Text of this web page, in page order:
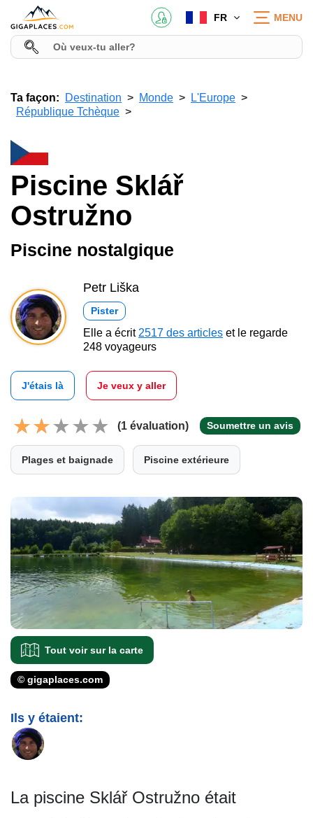
FR MENU
Ta façon: Destination Monde
L'Europe
République Tchèque
Piscine Sklář
Ostružno
Piscine nostalgique
Petr Liška
Pister
Elle a écrit 2517 des articles et le regarde
248 voyageurs
J'étais là Je veux y aller
(1 évaluation) Soumettre un avis
Plages et baignade Piscine extérieure
Tout voir sur la carte
© gigaplaces.com
Ils y étaient:
La piscine Sklář Ostružno était